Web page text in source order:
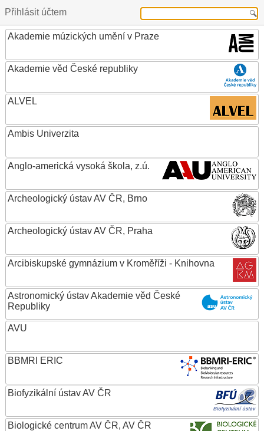
Přihlásit účtem
Akademie múzických umění v Praze
Akademie věd České republiky
ALVEL
Ambis Univerzita
Anglo-americká vysoká škola, z.ú.
Archeologický ústav AV ČR, Brno
Archeologický ústav AV ČR, Praha
Arcibiskupské gymnázium v Kroměříži - Knihovna
Astronomický ústav Akademie věd České
Republiky
AVU
BBMRI ERIC
Biofyzikální ústav AV ČR
Biologické centrum AV ČR, AV ČR